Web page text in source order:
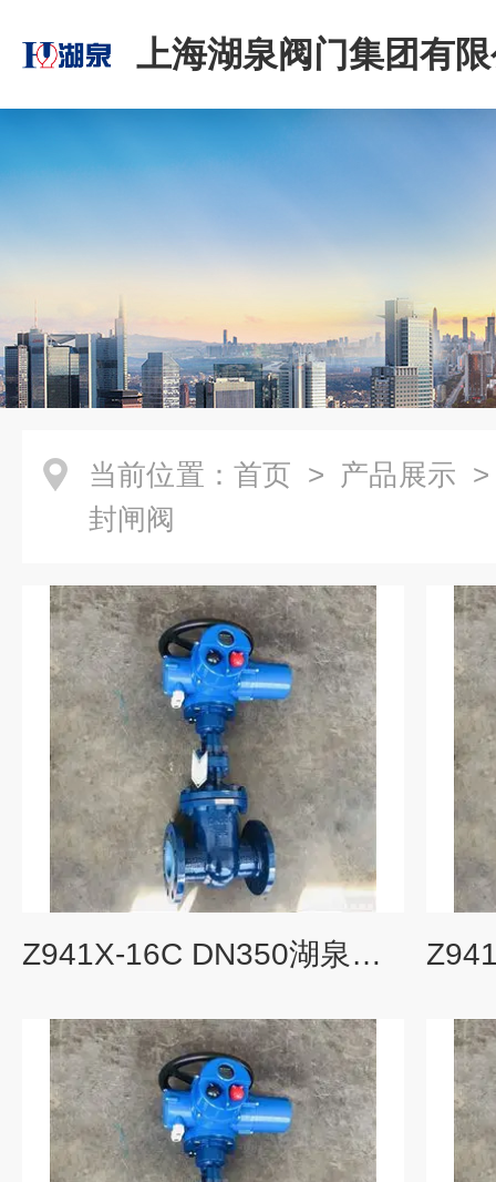
上海湖泉阀门集团有
当前位置： 首页 > 产品展示
封闸阀
Z941X-16C DN350湖泉电动碳钢法兰闸阀